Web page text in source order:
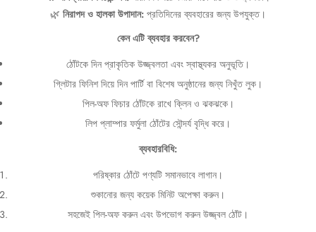
🌿 নিরাপদ ও হালকা উপাদান: প্রতিদিনের ব্যবহারের জন্য উপযুক্ত।
কেন এটি ব্যবহার করবেন?
ঠোঁটকে দিন প্রাকৃতিক উজ্জ্বলতা এবং স্বাস্থ্যকর অনুভূতি।
গ্লিটার ফিনিশ দিয়ে দিন পার্টি বা বিশেষ অনুষ্ঠানের জন্য নিখুঁত লুক।
পিল-অফ ফিচার ঠোঁটকে রাখে ক্লিন ও ঝকঝকে।
লিপ প্লাম্পার ফর্মুলা ঠোঁটের সৌন্দর্য বৃদ্ধি করে।
ব্যবহারবিধি:
পরিষ্কার ঠোঁটে পণ্যটি সমানভাবে লাগান।
শুকানোর জন্য কয়েক মিনিট অপেক্ষা করুন।
সহজেই পিল-অফ করুন এবং উপভোগ করুন উজ্জ্বল ঠোঁট।